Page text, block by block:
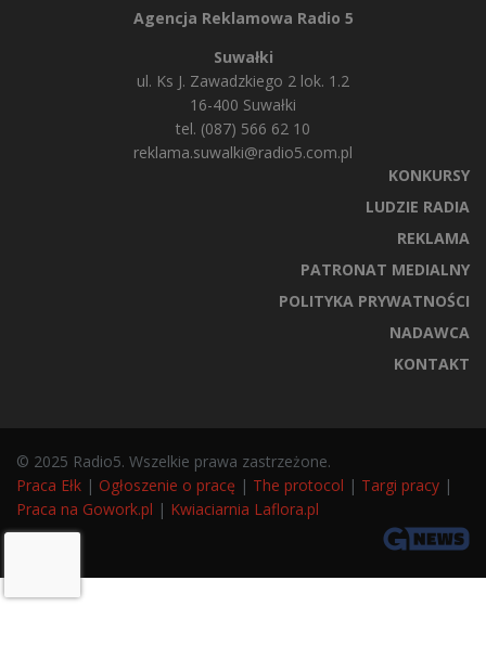
Agencja Reklamowa Radio 5
Suwałki
ul. Ks J. Zawadzkiego 2 lok. 1.2
16-400 Suwałki
tel. (087) 566 62 10
reklama.suwalki@radio5.com.pl
KONKURSY
LUDZIE RADIA
REKLAMA
PATRONAT MEDIALNY
POLITYKA PRYWATNOŚCI
NADAWCA
KONTAKT
© 2025 Radio5. Wszelkie prawa zastrzeżone.
Praca Ełk | Ogłoszenie o pracę | The protocol | Targi pracy |
Praca na Gowork.pl | Kwiaciarnia Laflora.pl